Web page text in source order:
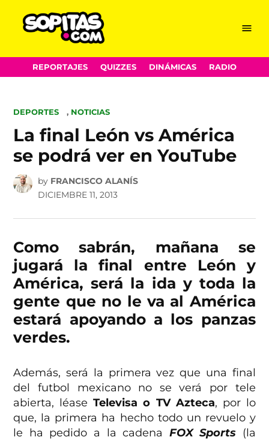
Skip
to
Menu
REPORTAJES QUIZZES DINÁMICAS RADIO
POSTED
DEPORTES , NOTICIAS
La final León vs América
se podrá ver en YouTube
by FRANCISCO ALANÍS
DICIEMBRE 11, 2013
Como sabrán, mañana se
jugará la final entre León y
América, será la ida y toda la
gente que no le va al América
estará apoyando a los panzas
verdes.
Además, será la primera vez que una final
del futbol mexicano no se verá por tele
abierta, léaseTelevisa o TV Azteca, por lo
que, la primera ha hecho todo un revuelo y
le ha pedido a la cadena FOX Sports (la